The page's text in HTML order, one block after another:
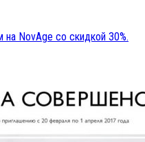
NovAge со скидкой 30%.